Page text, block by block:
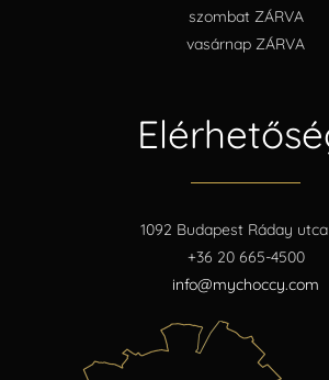
szombat ZÁRVA
vasárnap ZÁRVA
1092 Budapest Ráday utca
+36 20 665-4500
info@mychoccy.com